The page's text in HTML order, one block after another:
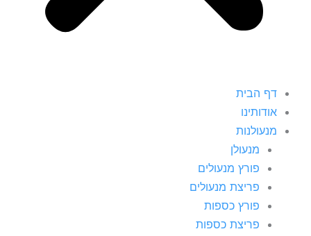
דף הבית
אודותינו
מנעולנות
מנעולן
פורץ מנעולים
פריצת מנעולים
פורץ כספות
פריצת כספות